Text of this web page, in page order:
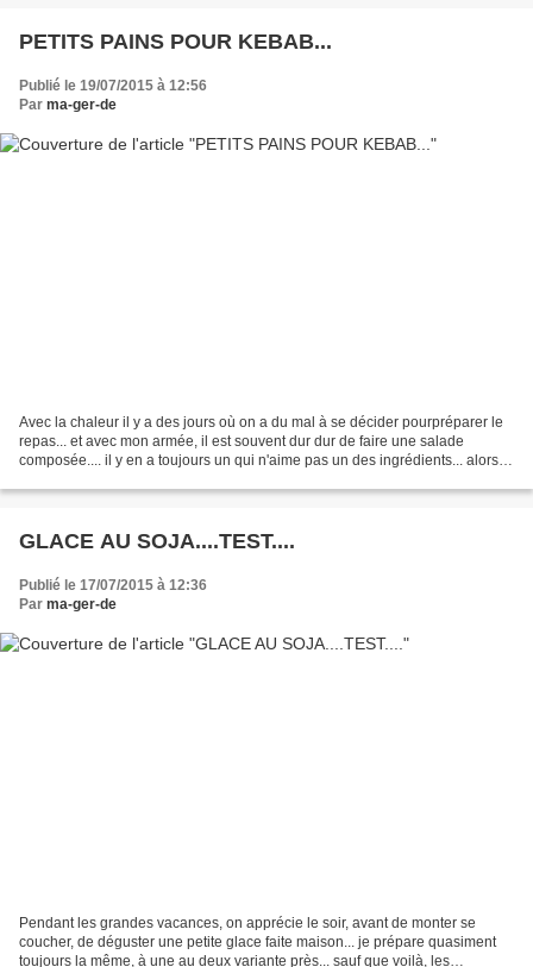
PETITS PAINS POUR KEBAB...
Publié le 19/07/2015 à 12:56
Par ma-ger-de
Avec la chaleur il y a des jours où on a du mal à se décider pourpréparer le
repas... et avec mon armée, il est souvent dur dur de faire une salade
composée.... il y en a toujours un qui n'aime pas un des ingrédients... alors
GLACE AU SOJA....TEST....
Publié le 17/07/2015 à 12:36
Par ma-ger-de
Pendant les grandes vacances, on apprécie le soir, avant de monter se
coucher, de déguster une petite glace faite maison... je prépare quasiment
toujours la même, à une au deux variante près... sauf que voilà, les